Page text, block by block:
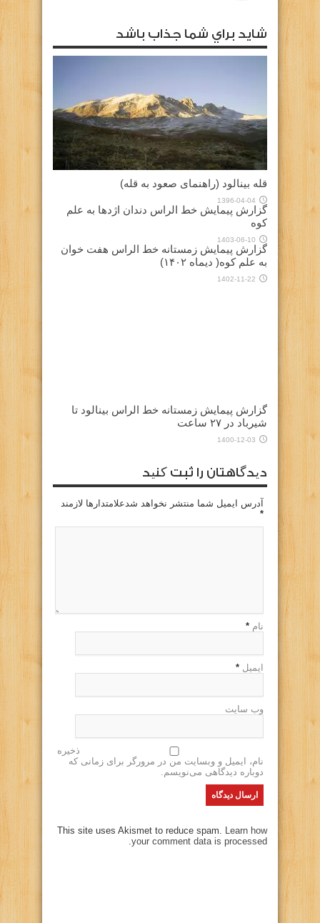
شايد براي شما جذاب باشد
قله بینالود (راهنمای صعود به قله)
1396-04-04
گزارش پیمایش خط الراس دندان اژدها به علم
کوه
1403-06-10
گزارش پیمایش زمستانه خط الراس هفت خوان
به علم کوه( دیماه ۱۴۰۲)
1402-11-22
گزارش پیمایش زمستانه خط الراس بینالود تا
شیرباد در ۲۷ ساعت
1400-12-03
دیدگاهتان را ثبت کنید
آدرس ایمیل شما منتشر نخواهد شدعلامتدارها لازمند
*
نام *
ایمیل *
وب سایت
ذخیره
نام، ایمیل و وبسایت من در مرورگر برای زمانی که
دوباره دیدگاهی می‌نویسم.
This site uses Akismet to reduce spam. Learn how
your comment data is processed.